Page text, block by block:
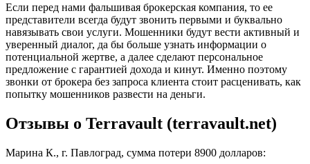
Если перед нами фальшивая брокерская компания, то ее
представители всегда будут звонить первыми и буквально
навязывать свои услуги. Мошенники будут вести активный и
уверенный диалог, да бы больше узнать информации о
потенциальной жертве, а далее сделают персональное
предложение с гарантией дохода и кинут. Именно поэтому
звонки от брокера без запроса клиента стоит расценивать, как
попытку мошенников развести на деньги.
Отзывы о Terravault (terravault.net)
Марина К., г. Павлоград, сумма потери 8900 долларов: